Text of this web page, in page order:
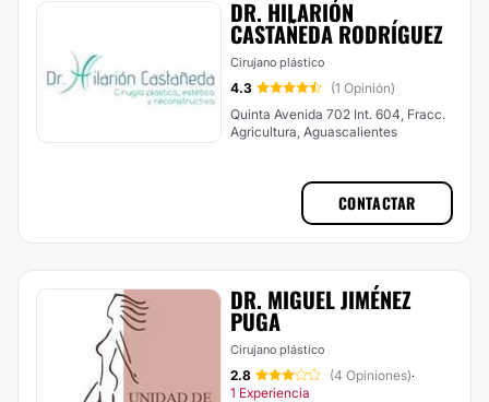
DR. HILARIÓN
CASTAÑEDA RODRÍGUEZ
Cirujano plástico
4.3
(1 Opinión)
Quinta Avenida 702 Int. 604, Fracc.
Agricultura, Aguascalientes
CONTACTAR
DR. MIGUEL JIMÉNEZ
PUGA
Cirujano plástico
2.8 (4 Opiniones)·
1 Experiencia